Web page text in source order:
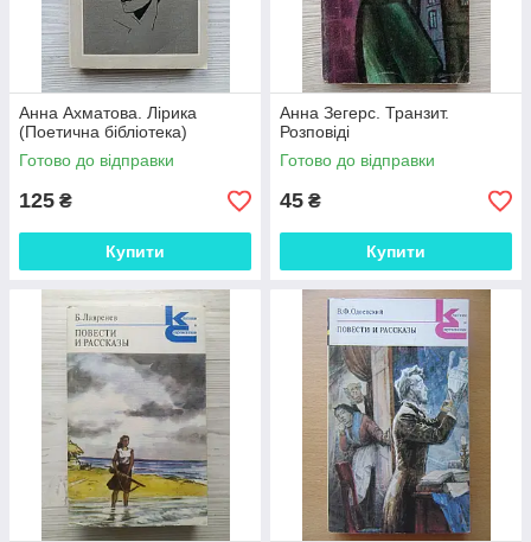
Анна Ахматова. Лірика
(Поетична бібліотека)
Готово до відправки
125 ₴
Купити
Анна Зегерс. Транзит.
Розповіді
Готово до відправки
45 ₴
Купити